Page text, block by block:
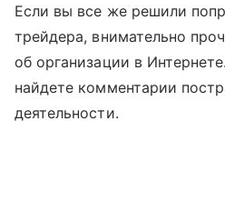
Если вы все же решили
трейдера, внимательно
об организации в
найдете комментарии
деятельности.